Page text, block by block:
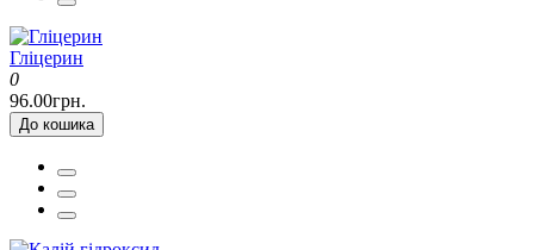
Гліцерин
0
96.00грн.
До кошика